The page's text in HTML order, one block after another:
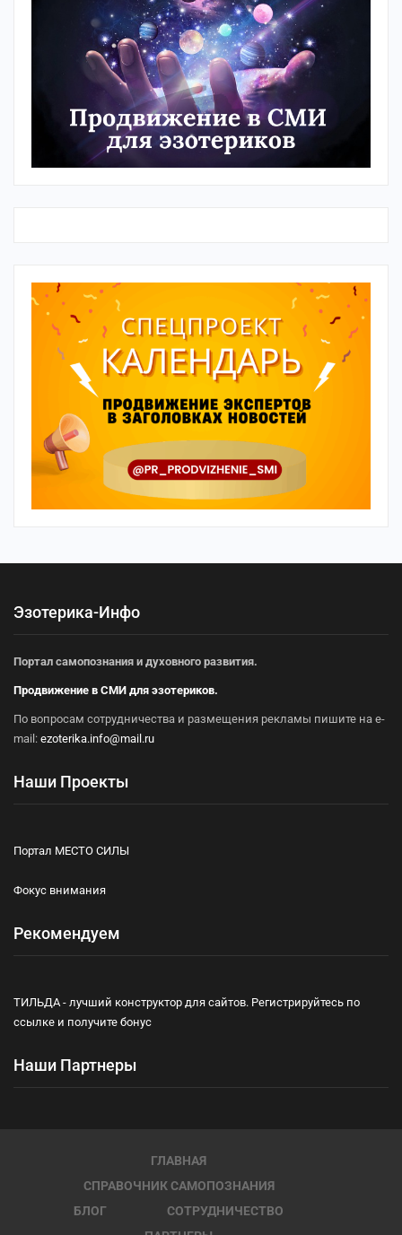
Эзотерика-Инфо
Портал самопознания и духовного развития.
Продвижение в СМИ для эзотериков.
По вопросам сотрудничества и размещения рекламы пишите на e-
mail: ezoterika.info@mail.ru
Наши Проекты
Портал МЕСТО СИЛЫ
Фокус внимания
Рекомендуем
ТИЛЬДА - лучший конструктор для сайтов. Регистрируйтесь по
ссылке и получите бонус
Наши Партнеры
ГЛАВНАЯ
СПРАВОЧНИК САМОПОЗНАНИЯ
БЛОГ
СОТРУДНИЧЕСТВО